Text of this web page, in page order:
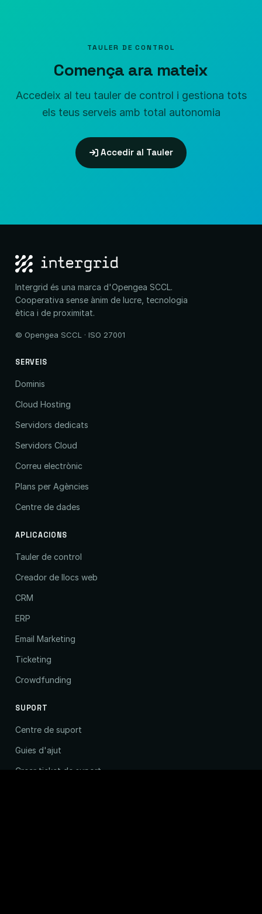
TAULER DE CONTROL
Comença ara mateix
Accedeix al teu tauler de control i gestiona tots
els teus serveis amb total autonomia
Accedir al Tauler
Intergrid és una marca d'Opengea SCCL.
Cooperativa sense ànim de lucre, tecnologia
ètica i de proximitat.
© Opengea SCCL · ISO 27001
SERVEIS
Dominis
Cloud Hosting
Servidors dedicats
Servidors Cloud
Correu electrònic
Plans per Agències
Centre de dades
APLICACIONS
Tauler de control
Creador de llocs web
CRM
ERP
Email Marketing
Ticketing
Crowdfunding
SUPORT
Centre de suport
Guies d'ajut
Crear ticket de suport